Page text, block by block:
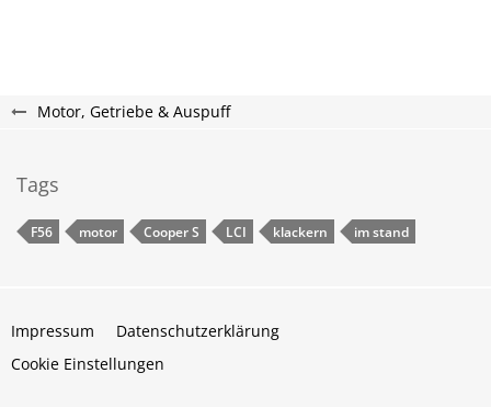
Motor, Getriebe & Auspuff
Tags
F56 motor Cooper S LCI klackern im stand
Impressum
Datenschutzerklärung
Cookie Einstellungen